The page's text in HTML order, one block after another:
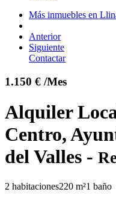
Más inmuebles en
Anterior
Siguiente
Contactar
1.150 € /Mes
Alquiler
Centro,
del Valles -
2 habitaciones220 m²1 baño